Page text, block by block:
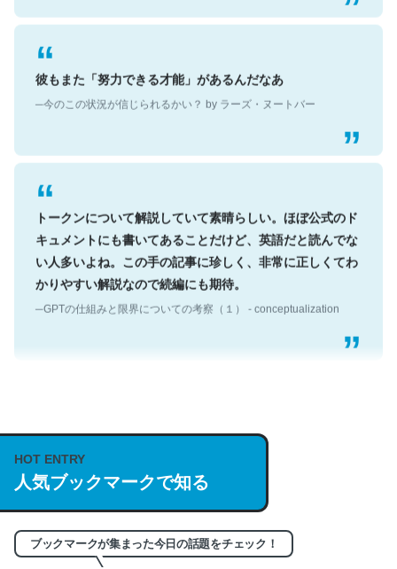
彼もまた「努力できる才能」があるんだなあ
トークンについて解説していて素晴らしい。ほぼ公式のド
キュメントにも書いてあることだけど、英語だと読んでな
い人多いよね。この手の記事に珍しく、非常に正しくてわ
かりやすい解説なので続編にも期待。
─GPTの仕組みと限界についての考察（１） - conceptualization
説してる記事が少ないので貴重な良記事。/続編来た
https://isobe324649.hatenablog.com/entry/2023/03/27
/064121
─GPTの仕組みと限界についての考察（１） - conceptualization
HOT ENTRY
人気ブックマークで知る
ブックマークが集まった今日の話題をチェック！